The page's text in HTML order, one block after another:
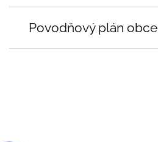
Povodňový plán obce